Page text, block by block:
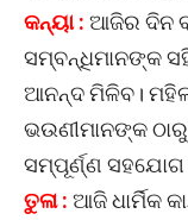
କନ୍ୟା : ଆଜିର ଦିନ
ସମ୍ବନ୍ଧିମାନଙ୍କ
ଆନନ୍ଦ ମିଳିବ।
ଭଉଣୀମାନଙ୍କ ଠାରୁ
ସମ୍ପୂର୍ଣ୍ଣ ସହଯୋଗ
ତୁଳା : ଆଜି ଧାର୍ମିକ